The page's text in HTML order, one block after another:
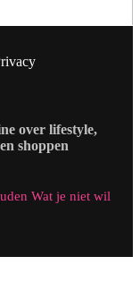
over lifestyle,
shoppen
Wat je niet wil